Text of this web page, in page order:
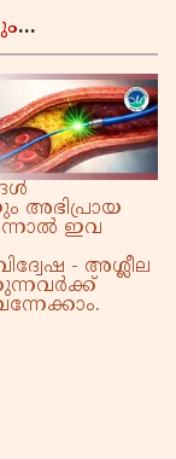
അഭിപ്രായ
ഇവ
- അശ്ലീല